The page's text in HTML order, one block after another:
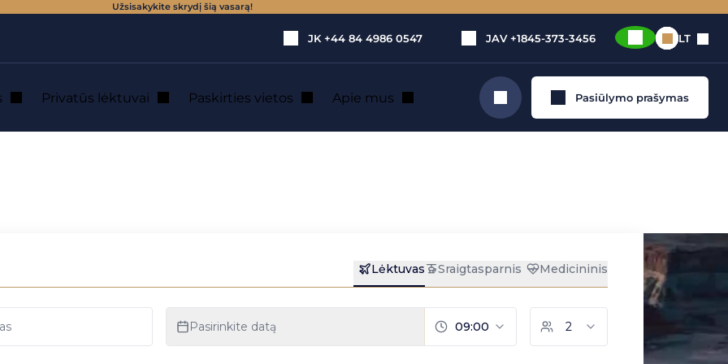
Užsisakykite skrydį šią vasarą!
JK +44 84 4986 0547 JAV +1845-373-3456 LT
Privatūs lėktuvai Paskirties vietos Apie mus Ieškoti Pasiūlymo prašymas